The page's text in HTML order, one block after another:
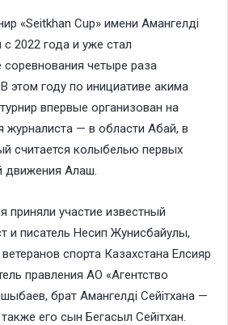
«Seitkhan Cup» имени Амангелді
с 2022 года и уже стал
четыре раза
этом году по инициативе акима
впервые организован на
— в области Абай, в
считается колыбелью первых
движения Алаш.
приняли участие известный
и писатель Несип Жунисбайулы,
спорта Казахстана Елсияр
правления АО «Агентство
брат Амангелді Сейітхана —
его сын Бегасыл Сейітхан.